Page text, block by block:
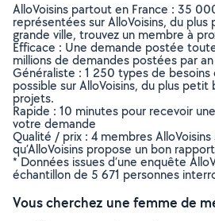
AlloVoisins partout en France : 35
représentées sur AlloVoisins, du plus
grande ville, trouvez un membre à
Efficace : Une demande postée
millions de demandes postées par an
Généraliste : 1 250 types de
possible sur AlloVoisins, du plus petit
projets.
Rapide : 10 minutes pour recevoir
votre demande
Qualité / prix : 4 membres
qu’AlloVoisins propose un bon
* Données issues d’une enquête
échantillon de 5 671 personnes
Vous cherchez une femme de